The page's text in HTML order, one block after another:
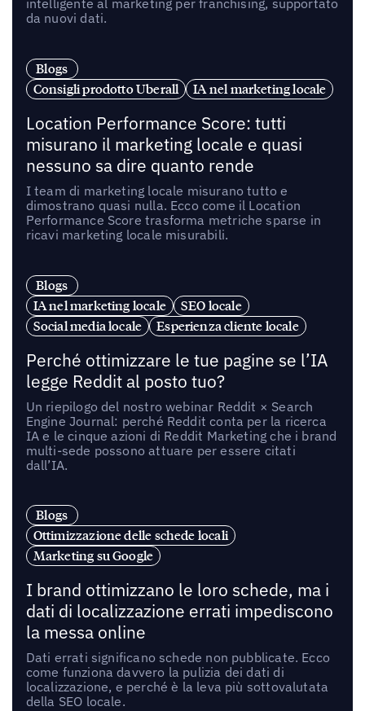
intelligente al marketing per franchising, supportato
da nuovi dati.
Blogs
Consigli prodotto Uberall
IA nel marketing locale
Location Performance Score: tutti
misurano il marketing locale e quasi
nessuno sa dire quanto rende
I team di marketing locale misurano tutto e
dimostrano quasi nulla. Ecco come il Location
Performance Score trasforma metriche sparse in
ricavi marketing locale misurabili.
Blogs
IA nel marketing locale
SEO locale
Social media locale
Esperienza cliente locale
Perché ottimizzare le tue pagine se l’IA
legge Reddit al posto tuo?
Un riepilogo del nostro webinar Reddit × Search
Engine Journal: perché Reddit conta per la ricerca
IA e le cinque azioni di Reddit Marketing che i brand
multi-sede possono attuare per essere citati
dall’IA.
Blogs
Ottimizzazione delle schede locali
Marketing su Google
I brand ottimizzano le loro schede, ma i
dati di localizzazione errati impediscono
la messa online
Dati errati significano schede non pubblicate. Ecco
come funziona davvero la pulizia dei dati di
localizzazione, e perché è la leva più sottovalutata
della SEO locale.